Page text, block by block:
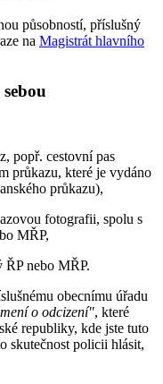
působností, příslušný
na Magistrát hlavního
popř. cestovní pas
průkazu, které je vydáno
průkazu),
fotografii, spolu s
MŘP,
ŘP nebo MŘP.
obecnímu úřadu
o odcizení", které
republiky, kde jste tuto
skutečnost policii hlásit,